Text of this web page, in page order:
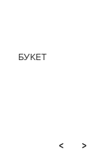
БУКЕТ
< >